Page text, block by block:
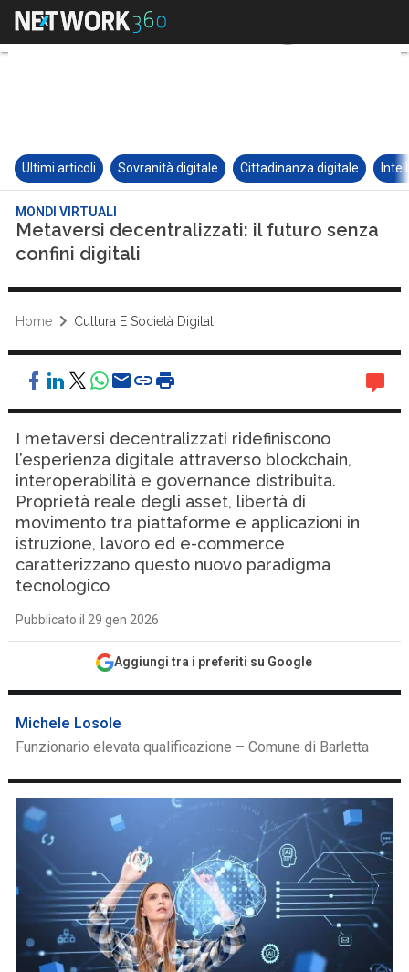
Ultimi articoli Sovranità digitale Cittadinanza digitale
MONDI VIRTUALI
Metaversi decentralizzati: il futuro senza
confini digitali
Home Cultura E Società Digitali
I metaversi decentralizzati ridefiniscono
l’esperienza digitale attraverso blockchain,
interoperabilità e governance distribuita.
Proprietà reale degli asset, libertà di
movimento tra piattaforme e applicazioni in
istruzione, lavoro ed e-commerce
caratterizzano questo nuovo paradigma
tecnologico
Pubblicato il 29 gen 2026
Aggiungi tra i preferiti su Google
Michele Losole
Funzionario elevata qualificazione – Comune di Barletta